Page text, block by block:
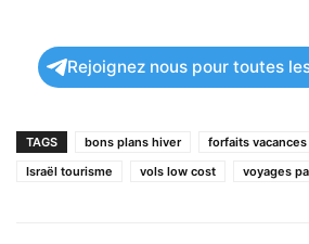
Rejoignez nous pour toutes
TAGS bons plans hiver
forfaits
Israël tourisme
vols low cost voyages